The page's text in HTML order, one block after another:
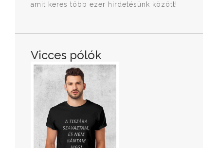
amit keres több ezer hirdetésünk között!
Vicces pólók